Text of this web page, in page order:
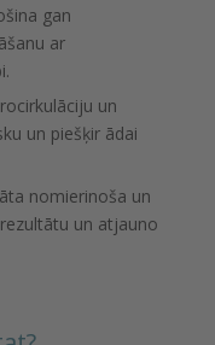
gan
ar
un
un piešķir ādai
nomierinoša un
un atjauno